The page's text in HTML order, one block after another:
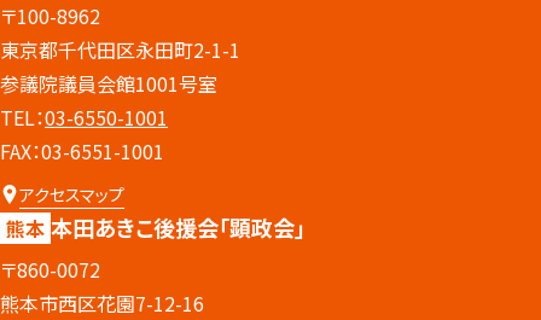
〒100-8962
東京都千代田区永田町2-1-1
参議院議員会館1001号室
TEL：03-6550-1001
FAX：03-6551-1001
アクセスマップ
熊本 本田あきこ後援会「顕政会」
〒860-0072
熊本市西区花園7-12-16